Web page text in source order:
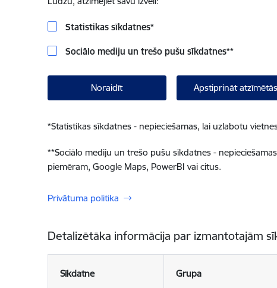
Statistikas sīkdatnes*
Sociālo mediju un trešo pušu sīkdatnes**
Noraidīt Apstiprināt atzīmētās
*Statistikas sīkdatnes - nepieciešamas, lai uzlabotu
**Sociālo mediju un trešo pušu sīkdatnes -
piemēram, Google Maps, PowerBI vai citus.
Privātuma politika
Detalizētāka informācija par izmantotajām
Sīkdatne Grupa